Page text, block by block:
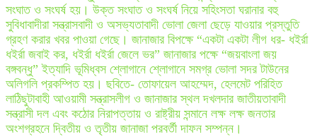
সংঘাত ও সংঘর্ষ হয়। উক্ত সংঘাত ও সংঘর্ষ নিয়ে সহিংসতা ঘরানার বহু
সুবিধাবাদীরা সন্ত্রাসবাদী ও অসভ্যতাবাদী ভোলা জেলা ছেড়ে যাওয়ার প্রস্তুতি
গ্রহণ করার খবর পাওয়া গেছে। জানাজার বিপক্ষে “একটা একটা লীগ ধর- ধইর্রা
ধইর্রা জবাই কর, ধইর্রা ধইর্রা জেলে ভর” জানাজার পক্ষে “জয়বাংলা জয়
বঙ্গবন্ধু” ইত্যাদি ভূমিধ্বস শ্লোগানে শ্লোগানে সমগ্র ভোলা সদর টাউনের
অলিগলি প্রকম্পিত হয়। ছবিতে- তোফায়েল আহম্মেদ, হেলমেট পরিহিত
লাঠিছুটাবাহী আওয়ামী সন্ত্রাসলীগ ও জানাজার স্থল দখলদার জাতীয়তাবাদী
সন্ত্রাসী দল এবং কঠোর নিরাপত্তায় ও রাষ্ট্রীয় সন্মানে লক্ষ লক্ষ জনতার
অংশগ্রহনে দ্বিতীয় ও তৃতীয় জানাজা পরবর্তী দাফন সম্পন্ন।